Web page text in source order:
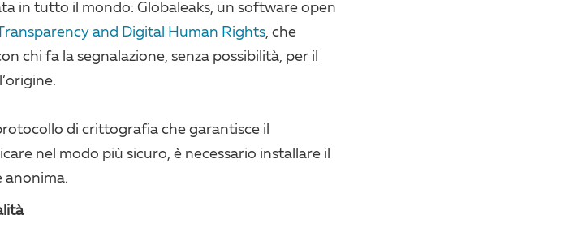
in tutto il mondo: Globaleaks, un software open
and Digital Human Rights, che
chi fa la segnalazione, senza possibilità, per il
di crittografia che garantisce il
nel modo più sicuro, è necessario installare il
anonima.